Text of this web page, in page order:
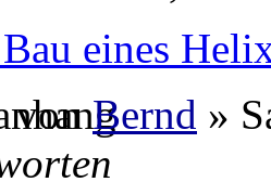
eines
vonBernd »